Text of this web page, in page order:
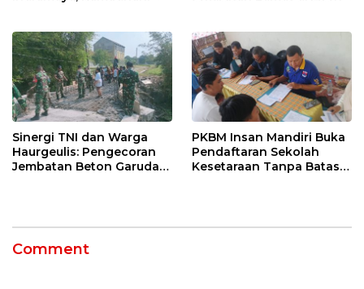
Muscablub
Sinergi TNI dan Warga
Haurgeulis: Pengecoran
Jembatan Beton Garuda
PKBM Insan Mandiri Buka
Pendaftaran Sekolah
Kesetaraan Tanpa Batas
Comment